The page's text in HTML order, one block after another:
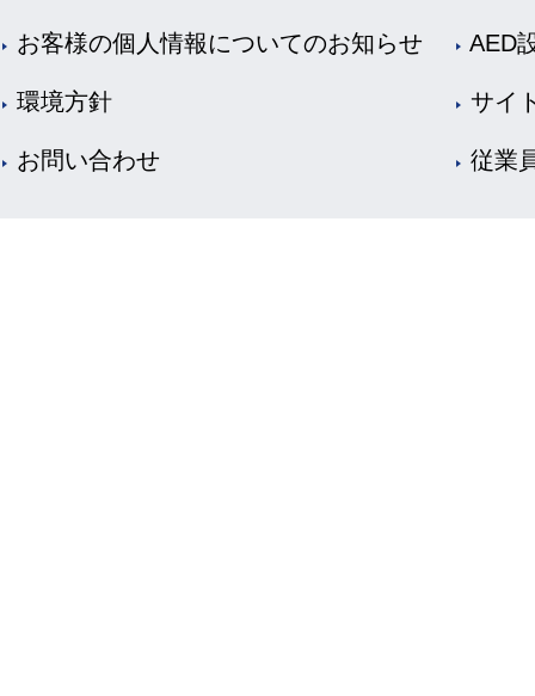
お客様の個人情報についてのお知らせ AED
環境方針 サイ
お問い合わせ 従業